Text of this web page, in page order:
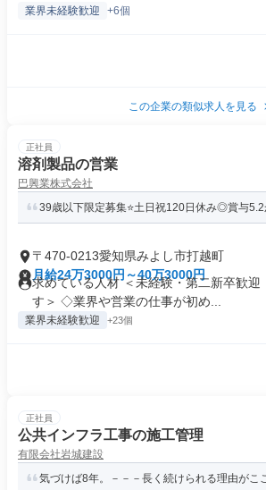
業界未経験歓迎 +6個
この企業の類似求人を見る
正社員
溶剤製品の営業
巴興業株式会社
39歳以下限定募集⭐土日祝120日休み◎賞与5.2
〒470-0213愛知県みよし市打越町
月給24万3000円～40万3000円
求めている人材 ＜未経験・第二新卒歓迎
す＞ ◇業界や営業の仕事が初め...
業界未経験歓迎 +23個
正社員
公共インフラ工事の施工管理
有限会社岩城建設
気づけば8年。－－－長く続けられる理由がこ